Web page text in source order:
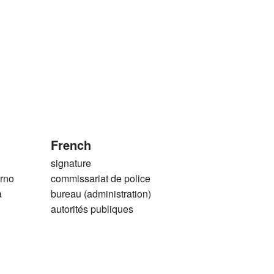
French
signature
commissariat de police
bureau (administration)
autorités publiques